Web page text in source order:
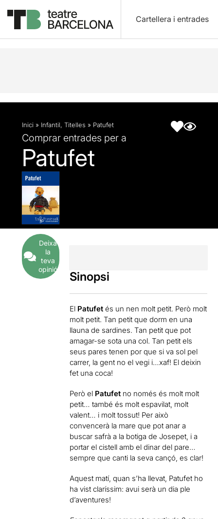
Cartellera i entrades
Descripció Fitxa artística
Inici » Infantil, Titelles » Patufet
Comprar entrades per a
Patufet
Deixa
la
teva
opinió
Sinopsi
El Patufet és un nen molt petit. Però molt
molt petit. Tan petit que dorm en una
llauna de sardines. Tan petit que pot
amagar-se sota una col. Tan petit els
seus pares tenen por que si va sol pel
carrer, la gent no el vegi i…xaf! El deixin
fet una coca!
Però el Patufet no només és molt molt
petit… també és molt espavilat, molt
valent… i molt tossut! Per això
convencerà la mare que pot anar a
buscar safrà a la botiga de Josepet, i a
portar el cistell amb el dinar del pare…
sempre que canti la seva cançó, es clar!
Aquest matí, quan s’ha llevat, Patufet ho
ha vist claríssim: avui serà un dia ple
d’aventures!